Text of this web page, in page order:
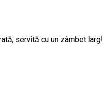
servită cu un zâmbet larg!